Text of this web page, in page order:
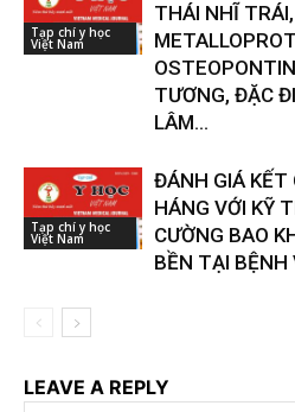
Tạp chí y học
Việt Nam
THÁI NHĨ
TƯƠNG, ĐẶC
LÂM...
Tạp chí y học
Việt Nam
ĐÁNH GIÁ KẾT
HÁNG VỚI KỸ
CƯỜNG BAO
BỀN TẠI BỆNH
LEAVE A REPLY